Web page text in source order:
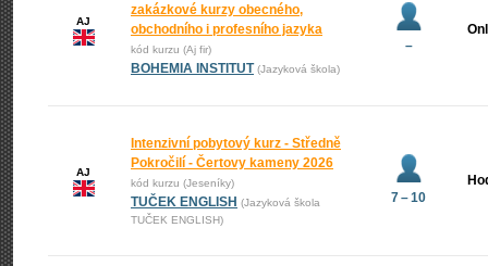
AJ
zakázkové kurzy obecného,
obchodního i profesního jazyka
kód kurzu (Aj fir)
BOHEMIA INSTITUT (Jazyková škola)
–
AJ
Intenzivní pobytový kurz - Středně
Pokročilí - Čertovy kameny 2026
kód kurzu (Jeseníky)
TUČEK ENGLISH (Jazyková škola
TUČEK ENGLISH)
7 – 10